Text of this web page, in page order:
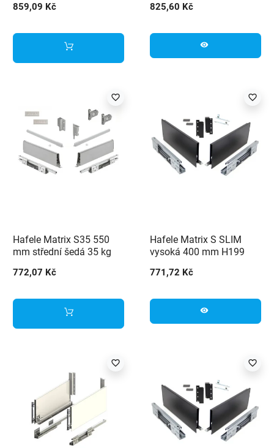
859,09 Kč 825,60 Kč
visibility
favorite_border
Hafele Matrix S35 550
mm střední šedá 35 kg
772,07 Kč
favorite_border
Hafele Matrix S SLIM
vysoká 400 mm H199
771,72 Kč
visibility
favorite_border favorite_border